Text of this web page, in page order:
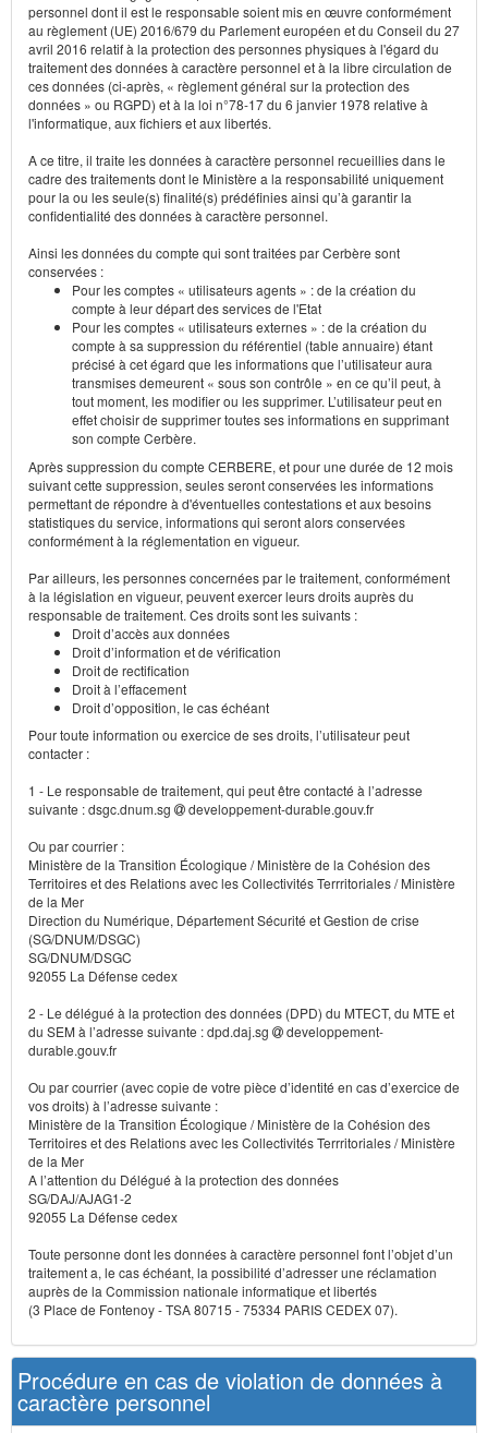
personnel dont il est le responsable soient mis en œuvre conformément
au règlement (UE) 2016/679 du Parlement européen et du Conseil du 27
avril 2016 relatif à la protection des personnes physiques à l'égard du
traitement des données à caractère personnel et à la libre circulation de
ces données (ci-après, « règlement général sur la protection des
données » ou RGPD) et à la loi n°78-17 du 6 janvier 1978 relative à
l'informatique, aux fichiers et aux libertés.
A ce titre, il traite les données à caractère personnel recueillies dans le
cadre des traitements dont le Ministère a la responsabilité uniquement
pour la ou les seule(s) finalité(s) prédéfinies ainsi qu’à garantir la
confidentialité des données à caractère personnel.
Ainsi les données du compte qui sont traitées par Cerbère sont
conservées :
Pour les comptes « utilisateurs agents » : de la création du
compte à leur départ des services de l'Etat
Pour les comptes « utilisateurs externes » : de la création du
compte à sa suppression du référentiel (table annuaire) étant
précisé à cet égard que les informations que l’utilisateur aura
transmises demeurent « sous son contrôle » en ce qu’il peut, à
tout moment, les modifier ou les supprimer. L’utilisateur peut en
effet choisir de supprimer toutes ses informations en supprimant
son compte Cerbère.
Après suppression du compte CERBERE, et pour une durée de 12 mois
suivant cette suppression, seules seront conservées les informations
permettant de répondre à d'éventuelles contestations et aux besoins
statistiques du service, informations qui seront alors conservées
conformément à la réglementation en vigueur.
Par ailleurs, les personnes concernées par le traitement, conformément
à la législation en vigueur, peuvent exercer leurs droits auprès du
responsable de traitement. Ces droits sont les suivants :
Droit d’accès aux données
Droit d’information et de vérification
Droit de rectification
Droit à l’effacement
Droit d’opposition, le cas échéant
Pour toute information ou exercice de ses droits, l’utilisateur peut
contacter :
1 - Le responsable de traitement, qui peut être contacté à l’adresse
suivante : dsgc.dnum.sg
developpement-durable.gouv.fr
Ou par courrier :
Ministère de la Transition Écologique / Ministère de la Cohésion des
Territoires et des Relations avec les Collectivités Terrritoriales / Ministère
de la Mer
Direction du Numérique, Département Sécurité et Gestion de crise
(SG/DNUM/DSGC)
SG/DNUM/DSGC
92055 La Défense cedex
2 - Le délégué à la protection des données (DPD) du MTECT, du MTE et
du SEM à l’adresse suivante : dpd.daj.sg
developpement-
durable.gouv.fr
Ou par courrier (avec copie de votre pièce d’identité en cas d’exercice de
vos droits) à l’adresse suivante :
Ministère de la Transition Écologique / Ministère de la Cohésion des
Territoires et des Relations avec les Collectivités Terrritoriales / Ministère
de la Mer
A l’attention du Délégué à la protection des données
SG/DAJ/AJAG1-2
92055 La Défense cedex
Toute personne dont les données à caractère personnel font l’objet d’un
traitement a, le cas échéant, la possibilité d’adresser une réclamation
auprès de la Commission nationale informatique et libertés
(3 Place de Fontenoy - TSA 80715 - 75334 PARIS CEDEX 07).
Procédure en cas de violation de données à
caractère personnel